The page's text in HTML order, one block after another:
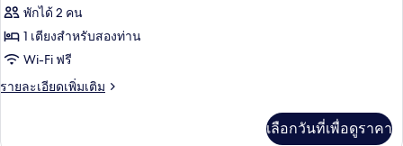
(Bristol)
ของ
Suite
Bristol
พักได้ 2 คน
1 เตียงสำหรับสองท่าน
Wi-Fi ฟรี
รายละเอียดเพิ่มเติม
ราย
เลือกวันที่เพื่อดูราคา